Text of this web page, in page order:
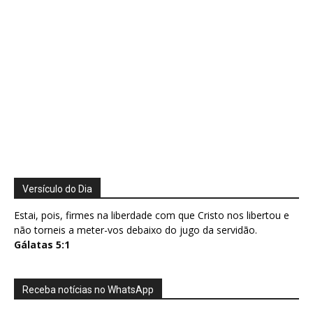
Versículo do Dia
Estai, pois, firmes na liberdade com que Cristo nos libertou e
não torneis a meter-vos debaixo do jugo da servidão.
Gálatas 5:1
Receba notícias no WhatsApp